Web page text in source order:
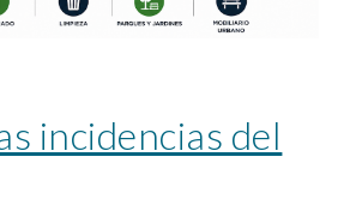
incidencias del